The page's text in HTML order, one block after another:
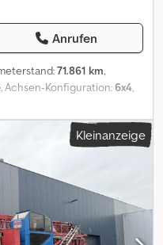
Anrufen
71.861 km,
, Achsen-Konfiguration:6x4
Optionen und Zubehör = - 3
× CE-Typ: CE, EPA,
Informationen
Antrieb: Rad Motortyp:
(Euro 2), ~240 kW
kg Zuladung: 120 kg zGG:
m CE-Kennzeichnung: ja
Kleinanzeige